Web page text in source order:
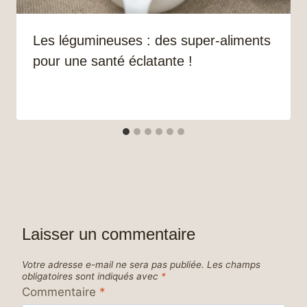
Les légumineuses : des super-aliments
pour une santé éclatante !
Laisser un commentaire
Votre adresse e-mail ne sera pas publiée. Les champs
obligatoires sont indiqués avec *
Commentaire *